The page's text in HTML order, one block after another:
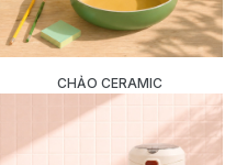
CHẢO CERAMIC